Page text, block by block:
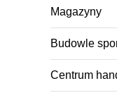
Magazyny
Budowle
Centrum